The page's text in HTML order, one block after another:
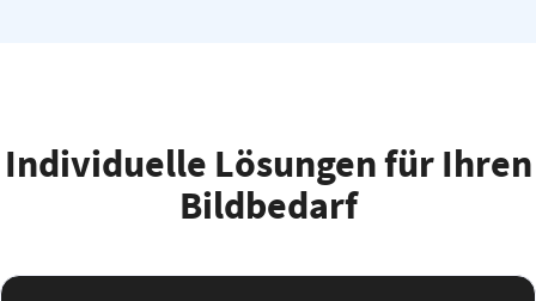
Individuelle Lösungen für Ihren
Bildbedarf